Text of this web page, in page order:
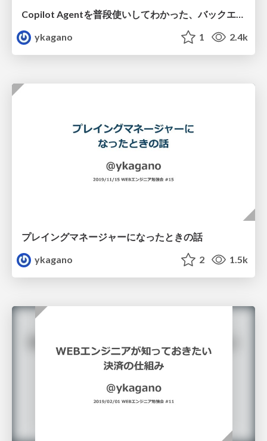
Copilot Agentを普段使いしてわかった、バックエンド開発で使えるTips
ykagano
1 2.4k
プレイングマネージャーになったときの話
ykagano
2 1.5k